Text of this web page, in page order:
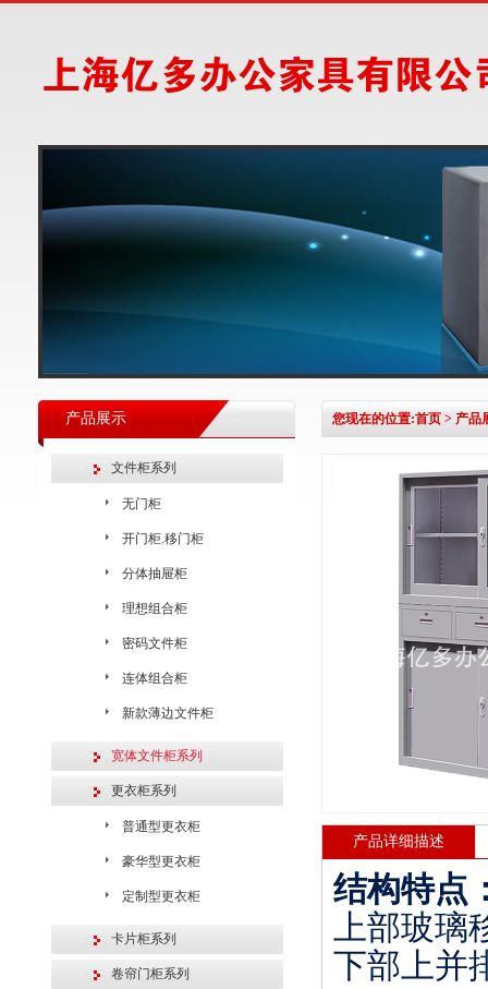
产品展示
文件柜系列
无门柜
开门柜.移门柜
分体抽屉柜
理想组合柜
密码文件柜
连体组合柜
新款薄边文件柜
宽体文件柜系列
更衣柜系列
普通型更衣柜
豪华型更衣柜
定制型更衣柜
卡片柜系列
卷帘门柜系列
您现在的位置:首页 > 产品
产品详细描述
结构特点
上部玻璃
下部上并